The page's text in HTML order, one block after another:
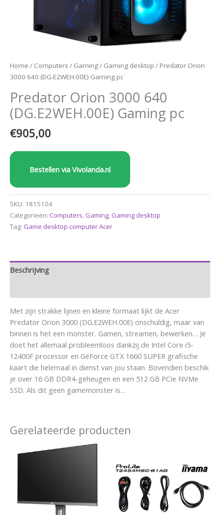
Home / Computers / Gaming/ Gaming desktop / Predator Orion
3000 640 (DG.E2WEH.00E) Gaming pc
Predator Orion 3000 640
(DG.E2WEH.00E) Gaming pc
€905,00
Bestellen via Vivolanda.nl
SKU: 1815104
Categorieën: Computers, Gaming, Gaming desktop
Tag: Game desktop computer Acer
Beschrijving
Met zijn strakke lijnen en kleine formaat lijkt de Acer
Predator Orion 3000 (DG.E2WEH.00E) onschuldig, maar van
binnen is het een monster. Gamen, streamen, bewerken… Je
doet het allemaal probleemloos dankzij de Intel Core i5-
12400F processor en GeForce GTX 1660 SUPER grafische
kaart die helemaal in dienst van jou staan. Bovendien beschik
je over 16 GB DDR4-geheugen en een 512 GB PCIe NVMe
SSD. Als dit geen gamemonster is…
Gerelateerde producten